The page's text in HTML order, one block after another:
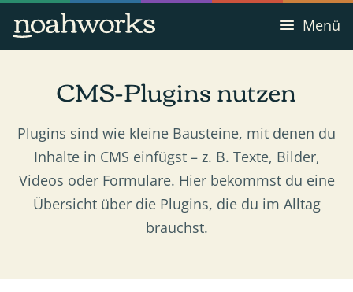
Menü
CMS-Plugins nutzen
Plugins sind wie kleine Bausteine, mit denen du
Inhalte in CMS einfügst – z. B. Texte, Bilder,
Videos oder Formulare. Hier bekommst du eine
Übersicht über die Plugins, die du im Alltag
brauchst.